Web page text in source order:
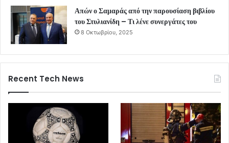
Απών ο Σαμαράς από την παρουσίαση βιβλίου
του Στυλιανίδη – Τι λένε συνεργάτες του
8 Οκτωβρίου, 2025
Recent Tech News